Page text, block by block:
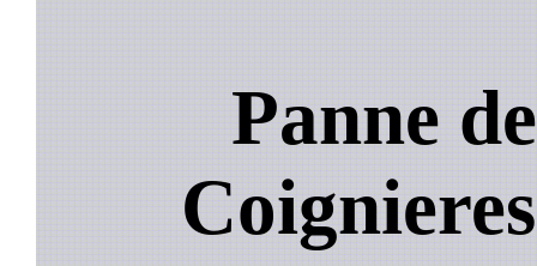
Panne